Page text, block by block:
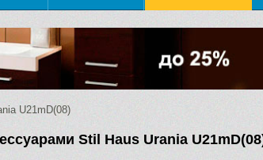
U21mD(08)
Stil Haus Urania